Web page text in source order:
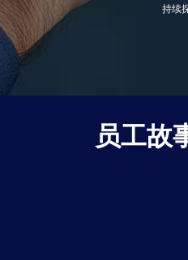
持续
员工故